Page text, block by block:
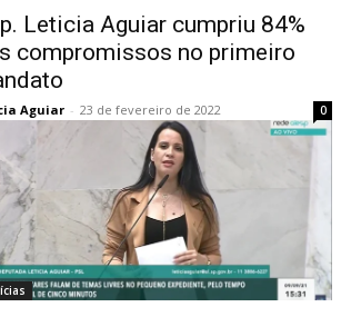
Leticia Aguiar cumpriu 84%
compromissos no primeiro
Aguiar - 23 de fevereiro de 2022 0